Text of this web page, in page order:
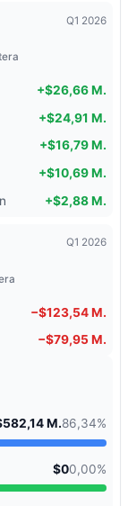
Q1 2026
+$26,66 M.
+$24,91 M.
+$16,79 M.
+$10,69 M.
+$2,88 M.
Q1 2026
−$123,54 M.
−$79,95 M.
M.86,34%
$00,00%